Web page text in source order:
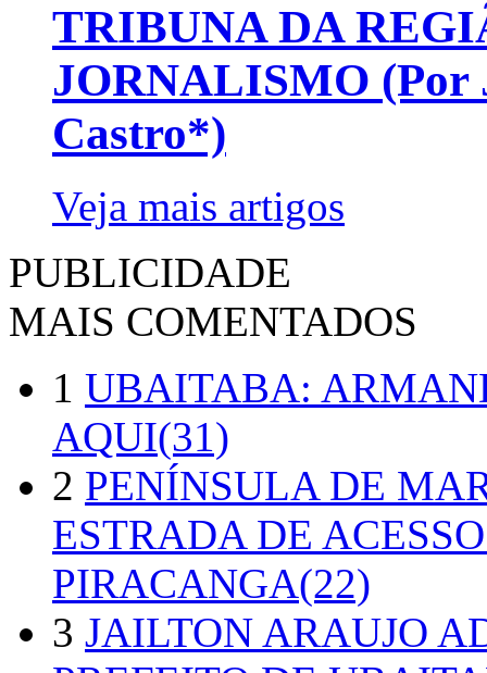
TRIBUNA DA
JORNALISMO (Por
Castro*)
Veja mais artigos
PUBLICIDADE
MAIS COMENTADOS
1 UBAITABA:
AQUI(31)
2 PENÍNSULA DE
ESTRADA DE
PIRACANGA(22)
3 JAILTON ARAUJO